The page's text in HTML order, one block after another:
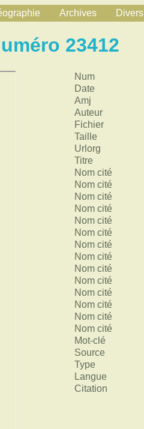
Archives Divers
23412
Num
Date
Amj
Auteur
Fichier
Taille
Urlorg
Titre
Nom cité
Nom cité
Nom cité
Nom cité
Nom cité
Nom cité
Nom cité
Nom cité
Nom cité
Nom cité
Nom cité
Nom cité
Nom cité
Nom cité
Mot-clé
Source
Type
Langue
Citation